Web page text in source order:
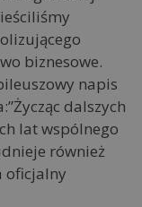
biznesowe.
napis
dalszych
lat wspólnego
również
oficjalny